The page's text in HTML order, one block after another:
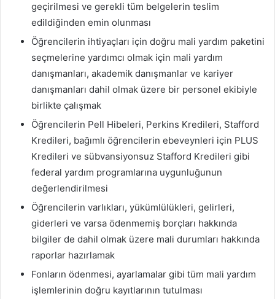
geçirilmesi ve gerekli tüm belgelerin teslim
edildiğinden emin olunması
Öğrencilerin ihtiyaçları için doğru mali yardım paketini
seçmelerine yardımcı olmak için mali yardım
danışmanları, akademik danışmanlar ve kariyer
danışmanları dahil olmak üzere bir personel ekibiyle
birlikte çalışmak
Öğrencilerin Pell Hibeleri, Perkins Kredileri, Stafford
Kredileri, bağımlı öğrencilerin ebeveynleri için PLUS
Kredileri ve sübvansiyonsuz Stafford Kredileri gibi
federal yardım programlarına uygunluğunun
değerlendirilmesi
Öğrencilerin varlıkları, yükümlülükleri, gelirleri,
giderleri ve varsa ödenmemiş borçları hakkında
bilgiler de dahil olmak üzere mali durumları hakkında
raporlar hazırlamak
Fonların ödenmesi, ayarlamalar gibi tüm mali yardım
işlemlerinin doğru kayıtlarının tutulması